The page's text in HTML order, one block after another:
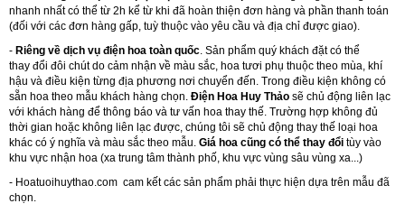
nhanh nhất có thể từ 2h kể từ khi đã hoàn thiện đơn hàng và phần thanh toán
(đối với các đơn hàng gấp, tuỳ thuộc vào yêu cầu và địa chỉ được giao).
- Riêng về dịch vụ điện hoa toàn quốc. Sản phẩm quý khách đặt có thể
thay đổi đôi chút do cảm nhận về màu sắc, hoa tươi phụ thuộc theo mùa, khí
hậu và điều kiện từng địa phương nơi chuyển đến. Trong điều kiện không có
sẵn hoa theo mẫu khách hàng chọn. Điện Hoa Huy Thảo sẽ chủ động liên lạc
với khách hàng để thông báo và tư vấn hoa thay thế. Trường hợp không đủ
thời gian hoặc không liên lạc được, chúng tôi sẽ chủ động thay thế loại hoa
khác có ý nghĩa và màu sắc theo mẫu. Giá hoa cũng có thể thay đổi tùy vào
khu vực nhận hoa (xa trung tâm thành phố, khu vực vùng sâu vùng xa...)
- Hoatuoihuythao.com cam kết các sản phẩm phải thực hiện dựa trên mẫu đã
chọn.